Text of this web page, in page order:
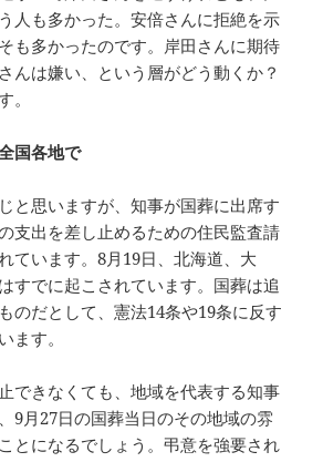
人も多かった。安倍さんに拒絶を示
も多かったのです。岸田さんに期待
んは嫌い、という層がどう動くか？
。
国各地で
と思いますが、知事が国葬に出席す
支出を差し止めるための住民監査請
ています。8月19日、北海道、大
すでに起こされています。国葬は追
のだとして、憲法14条や19条に反す
ます。
できなくても、地域を代表する知事
9月27日の国葬当日のその地域の雰
とになるでしょう。弔意を強要され